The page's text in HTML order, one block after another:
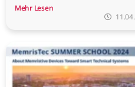
Mehr Lesen